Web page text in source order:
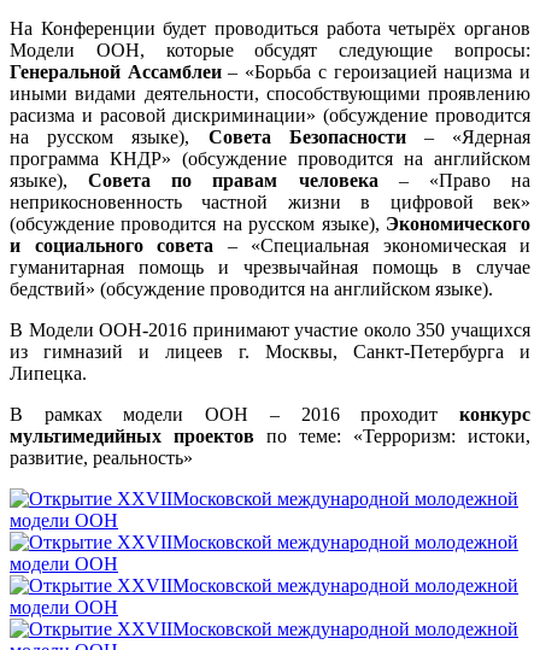
На Конференции будет проводиться работа четырёх органов
Модели ООН, которые обсудят следующие вопросы:
Генеральной Ассамблеи– «Борьба с героизацией нацизма и
иными видами деятельности, способствующими проявлению
расизма и расовой дискриминации» (обсуждение проводится
на русском языке), Совета Безопасности– «Ядерная
программа КНДР» (обсуждение проводится на английском
языке),Совета по правам человека – «Право на
неприкосновенность частной жизни в цифровой век»
(обсуждение проводится на русском языке), Экономического
и социального совета – «Специальная экономическая и
гуманитарная помощь и чрезвычайная помощь в случае
бедствий» (обсуждение проводится на английском языке).
В Модели ООН-2016 принимают участие около 350 учащихся
из гимназий и лицеев г. Москвы, Санкт-Петербурга и
Липецка.
В рамках модели ООН – 2016 проходит конкурс
мультимедийных проектов по теме: «Терроризм: истоки,
развитие, реальность»